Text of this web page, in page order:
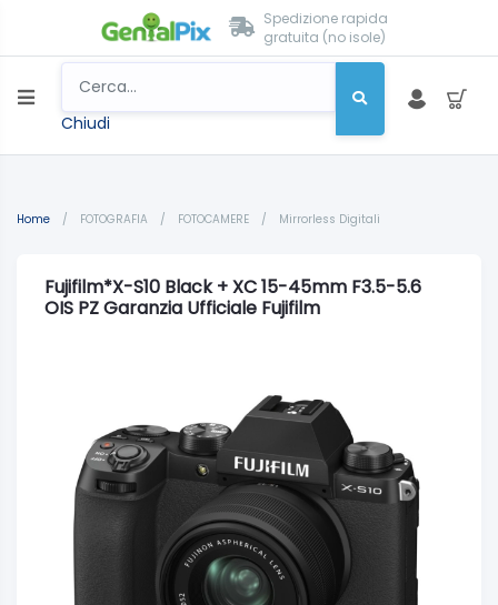
Spedizione rapida
gratuita (no isole)
Chiudi
Home / FOTOGRAFIA / FOTOCAMERE / Mirrorless Digitali
Fujifilm*X-S10 Black + XC 15-45mm F3.5-5.6
OIS PZ Garanzia Ufficiale Fujifilm